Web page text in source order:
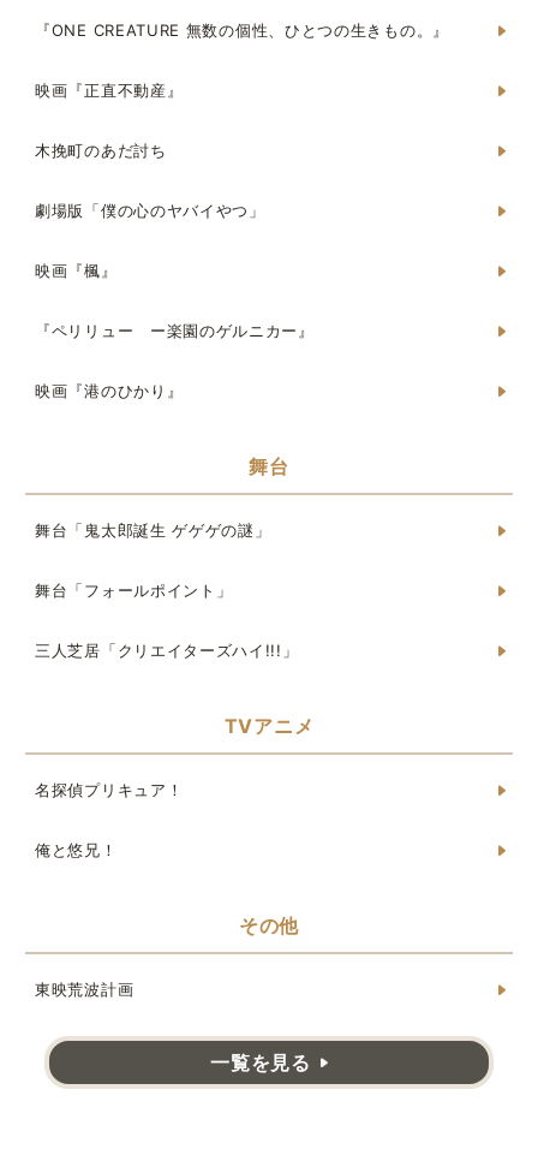
『ONE CREATURE 無数の個性、ひとつの生きもの。』
映画『正直不動産』
木挽町のあだ討ち
劇場版「僕の心のヤバイやつ」
映画『楓』
『ペリリュー ー楽園のゲルニカー』
映画『港のひかり』
舞台
舞台「鬼太郎誕生 ゲゲゲの謎」
舞台「フォールポイント」
三人芝居「クリエイターズハイ!!!」
TVアニメ
名探偵プリキュア！
俺と悠兄！
その他
東映荒波計画
一覧を見る